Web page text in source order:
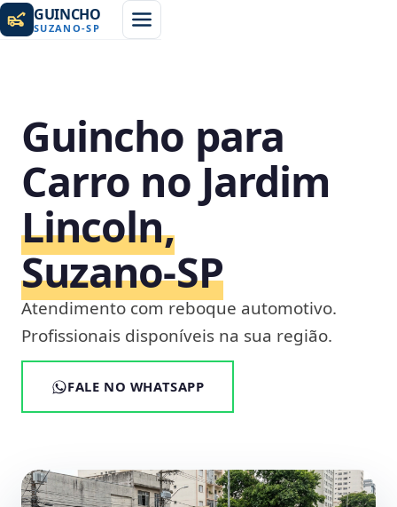
GUINCHO
SUZANO-SP
Guincho para
Carro no Jardim
Lincoln,
Suzano‑SP
Atendimento com reboque automotivo.
Profissionais disponíveis na sua região.
FALE NO WHATSAPP